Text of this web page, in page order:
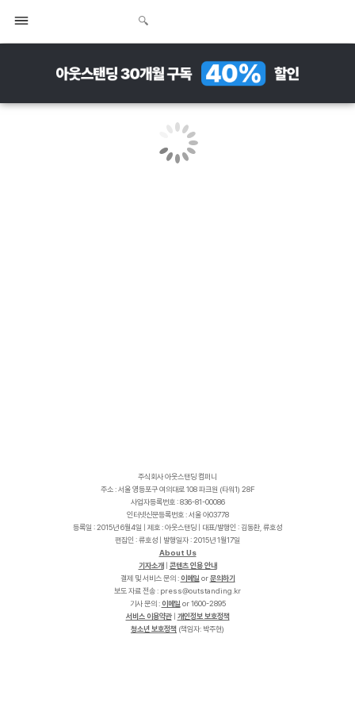
주식회사 아웃스탠딩 컴퍼니
주소 : 서울 영등포구 여의대로 108 파크원 (타워1) 28F
사업자등록번호 : 836-81-00086
인터넷신문등록번호 : 서울 아03778
등록일 : 2015년 6월4일 | 제호 : 아웃스탠딩 | 대표/발행인 : 김동환, 류호성
편집인 : 류호성 | 발행일자 : 2015년 1월17일
About Us
기자소개
콘텐츠 인용 안내
결제 및 서비스 문의 : 이메일 or문의하기
보도 자료 전송 :
r
k
.
g
n
i
d
n
a
t
s
t
u
o
@
s
s
e
r
p
기사 문의 : 이메일 or 1600-2895
서비스 이용약관| 개인정보 보호정책
청소년 보호정책 (책임자: 박주현)